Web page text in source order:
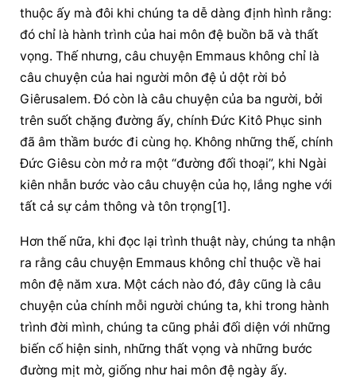
thuộc ấy mà đôi khi chúng ta dễ dàng định hình rằng:
đó chỉ là hành trình của hai môn đệ buồn bã và thất
vọng. Thế nhưng, câu chuyện Emmaus không chỉ là
câu chuyện của hai người môn đệ ủ dột rời bỏ
Giêrusalem. Đó còn là câu chuyện của ba người, bởi
trên suốt chặng đường ấy, chính Đức Kitô Phục sinh
đã âm thầm bước đi cùng họ. Không những thế, chính
Đức Giêsu còn mở ra một “đường đối thoại”, khi Ngài
kiên nhẫn bước vào câu chuyện của họ, lắng nghe với
tất cả sự cảm thông và tôn trọng[1].
Hơn thế nữa, khi đọc lại trình thuật này, chúng ta nhận
ra rằng câu chuyện Emmaus không chỉ thuộc về hai
môn đệ năm xưa. Một cách nào đó, đây cũng là câu
chuyện của chính mỗi người chúng ta, khi trong hành
trình đời mình, chúng ta cũng phải đối diện với những
biến cố hiện sinh, những thất vọng và những bước
đường mịt mờ, giống như hai môn đệ ngày ấy.